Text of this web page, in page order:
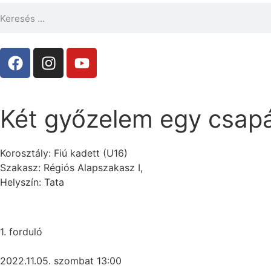
Két győzelem egy
Korosztály: Fiú kadett (U16)
Szakasz: Régiós Alapszakasz I,
Helyszín: Tata
1. forduló
2022.11.05. szombat 13:00